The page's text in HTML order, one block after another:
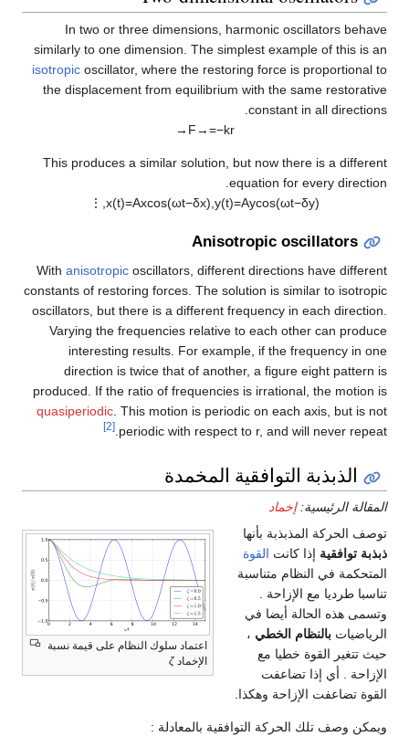
In two or three dimensions, harmonic oscillators behave
similarly to one dimension. The simplest example of this is an
isotropic oscillator, where the restoring force is proportional to
the displacement from equilibrium with the same restorative
constant in all directions.
F→=−kr
→
This produces a similar solution, but now there is a different
equation for every direction.
x(t)=Axcos(ωt−δx) y(t)=Aycos(ωt−δy)
⋮
Anisotropic oscillators
With anisotropic oscillators, different directions have different
constants of restoring forces. The solution is similar to isotropic
oscillators, but there is a different frequency in each direction.
Varying the frequencies relative to each other can produce
interesting results. For example, if the frequency in one
direction is twice that of another, a figure eight pattern is
produced. If the ratio of frequencies is irrational, the motion is
quasiperiodic . This motion is periodic on each axis, but is not
periodic with respect to r, and will never repeat.
[2]
الذبذبة التوافقية المخمدة
المقالة الرئيسية:إخماد
اعتماد سلوك النظام على قيمة نسبة
الإخماد ζ
توصف الحركة المذبذبة بأنها
ذبذبة توافقية إذا كانت القوة
المتحكمة في النظام متناسبة
تناسبا طرديا مع الإزاحة .
وتسمى هذه الحالة أيضا في
الرياضيات بالنظام الخطي ،
حيث تتغير القوة خطيا مع
الإزاحة . أي إذا تضاعفت
القوة تضاعفت الإزاحة وهكذا.
ويمكن وصف تلك الحركة التوافقية بالمعادلة :